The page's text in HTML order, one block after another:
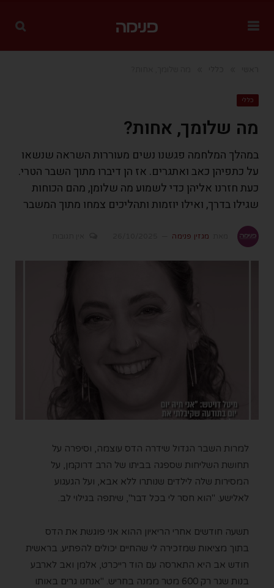
כללי
מה שלומך, אחות?
במהלך המלחמה פגשנו נשים מעוררות השראה שנשאו
על כתפיהן כאב ואתגרים. אז הן דיברו מתוך השבר הטרי.
כעת חזרנו אליהן כדי לשמוע מה שלומן, מהם הכוחות
שגילו בדרך, ואילו יוזמות ותהליכים צמחו מתוך המשבר
מגזין פנימה
למרות השבר הגדול שידרה הדס עוצמה, וסיפרה על
תחושת השליחות שספגה בביתו של הרב דרוקמן, על
המסירות שלה לילדים שנותרו ללא אבא, ועל הגעגוע
לאלישע. "הוא חסר לי בכל דבר", שיתפה בגילוי לב.
תשעה חודשים אחרי הריאיון ההוא אני פוגשת את הדס
בתוך מציאות שמזכירה לי שהחיים יכולים להפתיע. בראשית
חודש אב היא התארסה עם הוד רייכרט, אלמן ואב לארבע
בנות שגר רק 600 מטר ממנה בחריש. "אנחנו גרים באותו